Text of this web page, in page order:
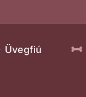
Üvegfiú